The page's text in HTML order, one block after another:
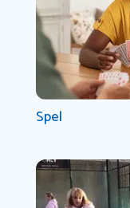
Spel